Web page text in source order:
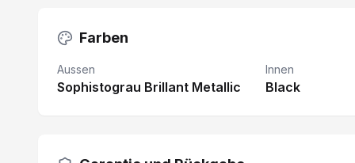
Farben
Aussen
Sophistograu Brillant Metallic
Innen
Black